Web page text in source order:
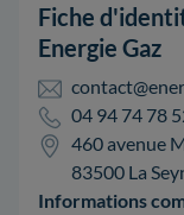
Fiche
Energie Gaz
04 94 74 78
460 avenue
83500 La
Informations